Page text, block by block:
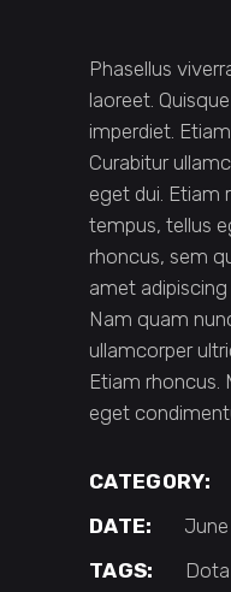
Phasellus
laoreet.
imperdiet.
Curabitur
eget dui. Etiam
tempus, tellus
rhoncus, sem
amet
Nam quam
ullamcorper
Etiam rhoncus.
eget
CATEGORY:
DATE:
TAGS: